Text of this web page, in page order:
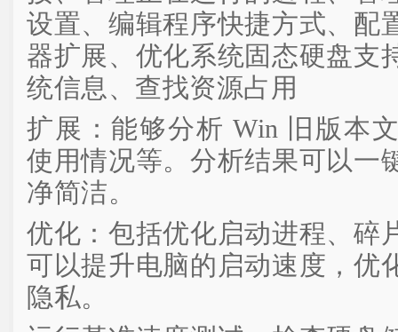
设置、编辑程序快捷方式、配
器扩展、优化系统固态硬盘支
统信息、查找资源占用
扩展：能够分析 Win 旧版本
使用情况等。分析结果可以一
净简洁。
优化：包括优化启动进程、碎
可以提升电脑的启动速度，优
隐私。